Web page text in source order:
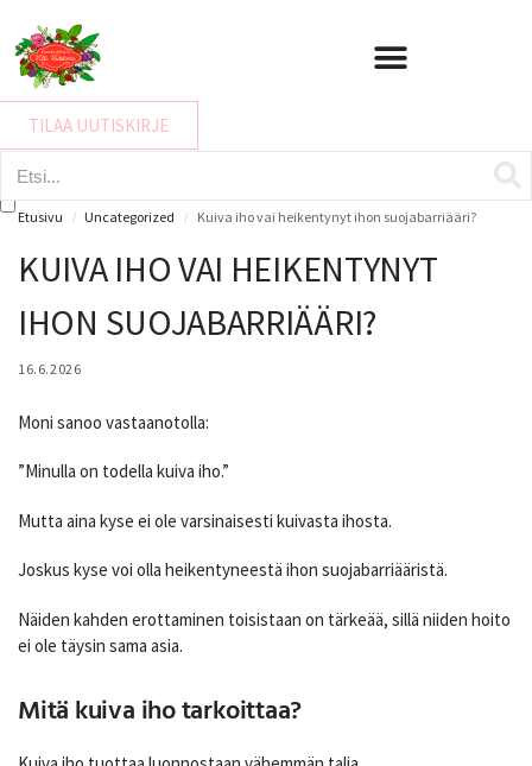
TILAA UUTISKIRJE
Etusivu / Uncategorized / Kuiva iho vai heikentynyt ihon suojabarriääri?
KUIVA IHO VAI HEIKENTYNYT
IHON SUOJABARRIÄÄRI?
16.6.2026
Moni sanoo vastaanotolla:
”Minulla on todella kuiva iho.”
Mutta aina kyse ei ole varsinaisesti kuivasta ihosta.
Joskus kyse voi olla heikentyneestä ihon suojabarriääristä.
Näiden kahden erottaminen toisistaan on tärkeää, sillä niiden hoito
ei ole täysin sama asia.
Mitä kuiva iho tarkoittaa?